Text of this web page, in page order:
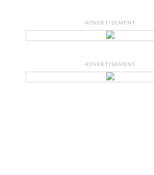
ADVERTISEMENT
ADVERTISEMENT